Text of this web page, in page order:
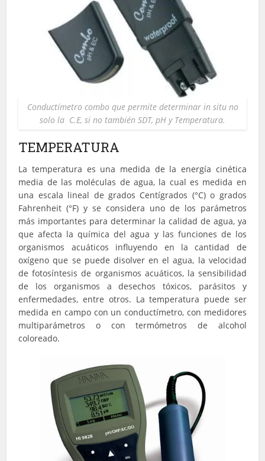
Conductímetro combo que permite determinar in situ no
solo la C.E, si no también SDT, pH y Temperatura.
TEMPERATURA
La temperatura es una medida de la energía cinética
media de las moléculas de agua, la cual es medida en
una escala lineal de grados Centígrados (°C) o grados
Fahrenheit (°F) y se considera uno de los parámetros
más importantes para determinar la calidad de agua, ya
que afecta la química del agua y las funciones de los
organismos acuáticos influyendo en la cantidad de
oxígeno que se puede disolver en el agua, la velocidad
de fotosíntesis de organismos acuáticos, la sensibilidad
de los organismos a desechos tóxicos, parásitos y
enfermedades, entre otros. La temperatura puede ser
medida en campo con un conductímetro, con medidores
multiparámetros o con termómetros de alcohol
coloreado.